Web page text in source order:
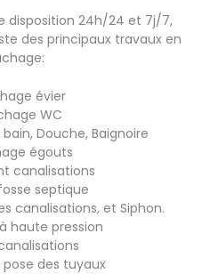
disposition 24h/24 et 7j/7,
des principaux travaux en
évier
WC
Douche, Baignoire
égouts
canalisations
septique
canalisations, et Siphon.
haute pression
des tuyaux